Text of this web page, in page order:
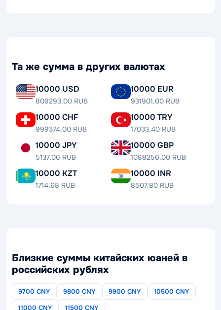
Та же сумма в других валютах
10000 USD
809293,00 RUB
10000 EUR
931901,00 RUB
10000 CHF
999374,00 RUB
10000 TRY
17033,40 RUB
10000 JPY
5137,06 RUB
10000 GBP
1088256,00 RUB
10000 KZT
1714,68 RUB
10000 INR
8507,80 RUB
Близкие суммы китайских юаней в
российских рублях
9700 CNY 9800 CNY 9900 CNY
10500 CNY
11000 CNY
11500 CNY